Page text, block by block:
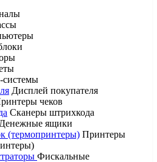
системы
Дисплей покупателя
чеков
Сканеры штрихкода
Денежные ящики
(термопринтеры) Принтеры
Фискальные